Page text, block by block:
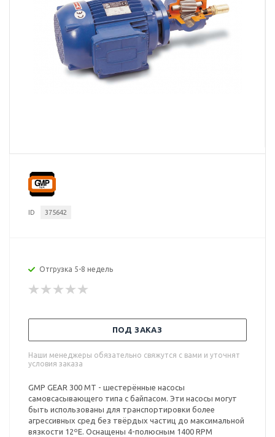
ID 375642
Отгрузка 5-8 недель
ПОД ЗАКАЗ
Наши менеджеры обязательно свяжутся с вами и уточнят
условия заказа
GMP GEAR 300 MT - шестерённые насосы
самовсасывающего типа с байпасом. Эти насосы могут
быть использованы для транспортировки более
агрессивных сред без твёрдых частиц до максимальной
вязкости 12ºE. Оснащены 4-полюсным 1400 RPM